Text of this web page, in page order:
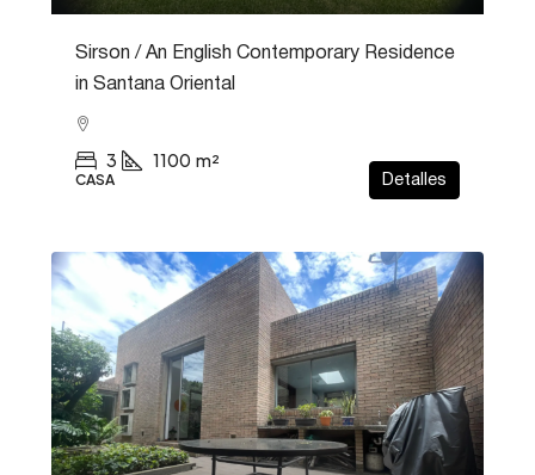
Sirson / An English Contemporary Residence
in Santana Oriental
3 1100 m²
CASA Detalles